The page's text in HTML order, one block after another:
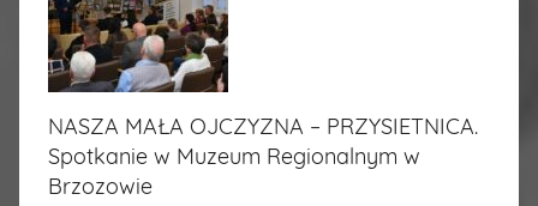
NASZA MAŁA OJCZYZNA – PRZYSIETNICA.
Spotkanie w Muzeum Regionalnym w
Brzozowie